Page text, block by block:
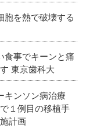
胞を熱で破壊する
食事でキーンと痛
東京歯科大
キンソン病治療
１例目の移植手
計画